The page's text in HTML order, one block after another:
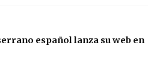
español lanza su web en